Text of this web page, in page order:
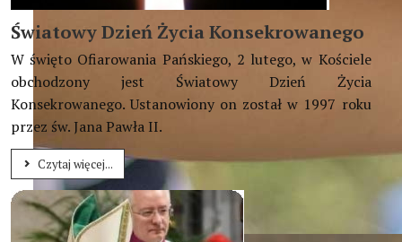
Światowy Dzień Życia Konsekrowanego
W święto Ofiarowania Pańskiego, 2 lutego, w Kościele
obchodzony jest Światowy Dzień Życia
Konsekrowanego. Ustanowiony on został w 1997 roku
przez św. Jana Pawła II.
Czytaj więcej...